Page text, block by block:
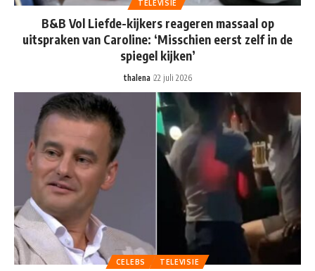
TELEVISIE
B&B Vol Liefde-kijkers reageren massaal op
uitspraken van Caroline: ‘Misschien eerst zelf in de
spiegel kijken’
thalena 22 juli 2026
CELEBS TELEVISIE